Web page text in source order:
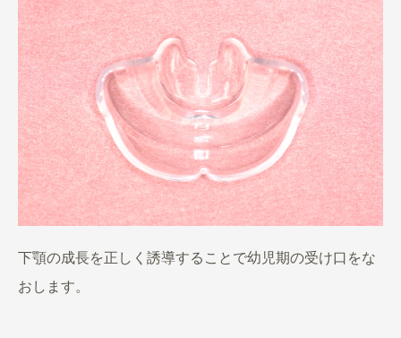
下顎の成長を正しく誘導することで幼児期の受け口をな
おします。